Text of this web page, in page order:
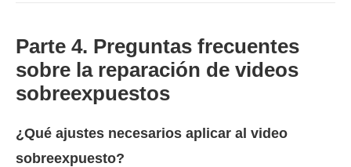
Parte 4. Preguntas frecuentes
sobre la reparación de videos
sobreexpuestos
¿Qué ajustes necesarios aplicar al video
sobreexpuesto?